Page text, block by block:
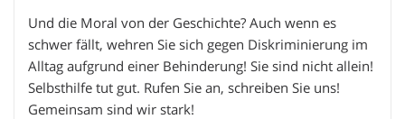
Und die Moral von der Geschichte? Auch wenn es
schwer fällt, wehren Sie sich gegen Diskriminierung im
Alltag aufgrund einer Behinderung! Sie sind nicht allein!
Selbsthilfe tut gut. Rufen Sie an, schreiben Sie uns!
Gemeinsam sind wir stark!